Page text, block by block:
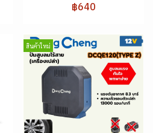
฿640
สินค้าใหม่